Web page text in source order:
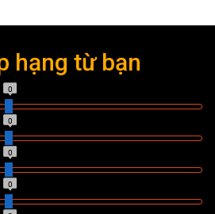
hạng từ bạn
0
0
0
0